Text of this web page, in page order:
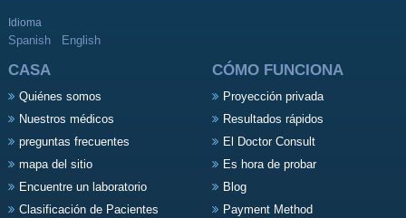
Idioma
Spanish English
CASA
Quiénes somos
Nuestros médicos
preguntas frecuentes
mapa del sitio
Encuentre un laboratorio
Clasificación de Pacientes
CÓMO FUNCIONA
Proyección privada
Resultados rápidos
El Doctor Consult
Es hora de probar
Blog
Payment Method